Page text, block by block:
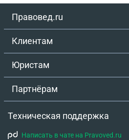
Правовед.ru
Клиентам
Юристам
Партнёрам
Техническая поддержка
Написать в чате на Pravoved.ru